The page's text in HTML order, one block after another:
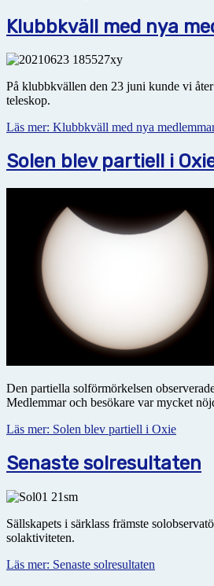
Klubbkväll med nya
På klubbkvällen den 23 juni kunde vi
teleskop.
Läs mer: Klubbkväll med nya
Solen blev partiell i
Den partiella solförmörkelsen
Medlemmar och besökare var mycket
Läs mer: Solen blev partiell i Oxie
Senaste solresultaten
Sällskapets i särklass främste
solaktiviteten.
Läs mer: Senaste solresultaten